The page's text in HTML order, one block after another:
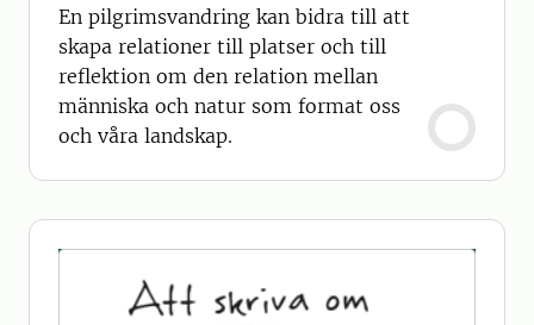
En pilgrimsvandring kan bidra till att
skapa relationer till platser och till
reflektion om den relation mellan
människa och natur som format oss
och våra landskap.